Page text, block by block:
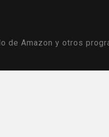
de Amazon y otros